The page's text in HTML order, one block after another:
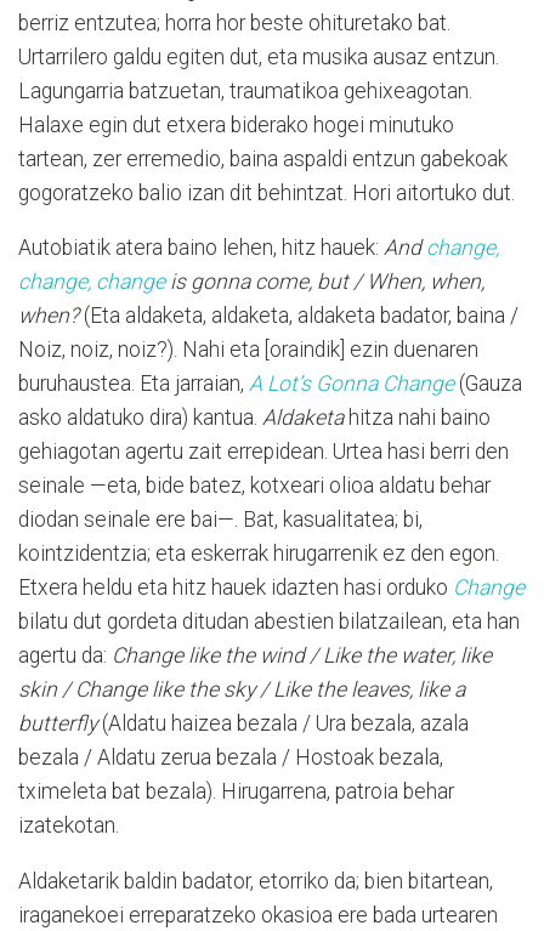
berriz entzutea; horra hor beste ohituretako bat.
Urtarrilero galdu egiten dut, eta musika ausaz entzun.
Lagungarria batzuetan, traumatikoa gehixeagotan.
Halaxe egin dut etxera biderako hogei minutuko
tartean, zer erremedio, baina aspaldi entzun gabekoak
gogoratzeko balio izan dit behintzat. Hori aitortuko dut.
Autobiatik atera baino lehen, hitz hauek: Andchange,
change, changeis gonna come, but / When, when,
when?(Eta aldaketa, aldaketa, aldaketa badator, baina /
Noiz, noiz, noiz?). Nahi eta [oraindik] ezin duenaren
buruhaustea. Eta jarraian, A Lot’s Gonna Change(Gauza
asko aldatuko dira) kantua. Aldaketahitza nahi baino
gehiagotan agertu zait errepidean. Urtea hasi berri den
seinale —eta, bide batez, kotxeari olioa aldatu behar
diodan seinale ere bai—. Bat, kasualitatea; bi,
kointzidentzia; eta eskerrak hirugarrenik ez den egon.
Etxera heldu eta hitz hauek idazten hasi orduko Change
bilatu dut gordeta ditudan abestien bilatzailean, eta han
agertu da: Change like the wind / Like the water, like
skin / Change like the sky / Like the leaves, like a
butterfly(Aldatu haizea bezala / Ura bezala, azala
bezala / Aldatu zerua bezala / Hostoak bezala,
tximeleta bat bezala). Hirugarrena, patroia behar
izatekotan.
Aldaketarik baldin badator, etorriko da; bien bitartean,
iraganekoei erreparatzeko okasioa ere bada urtearen